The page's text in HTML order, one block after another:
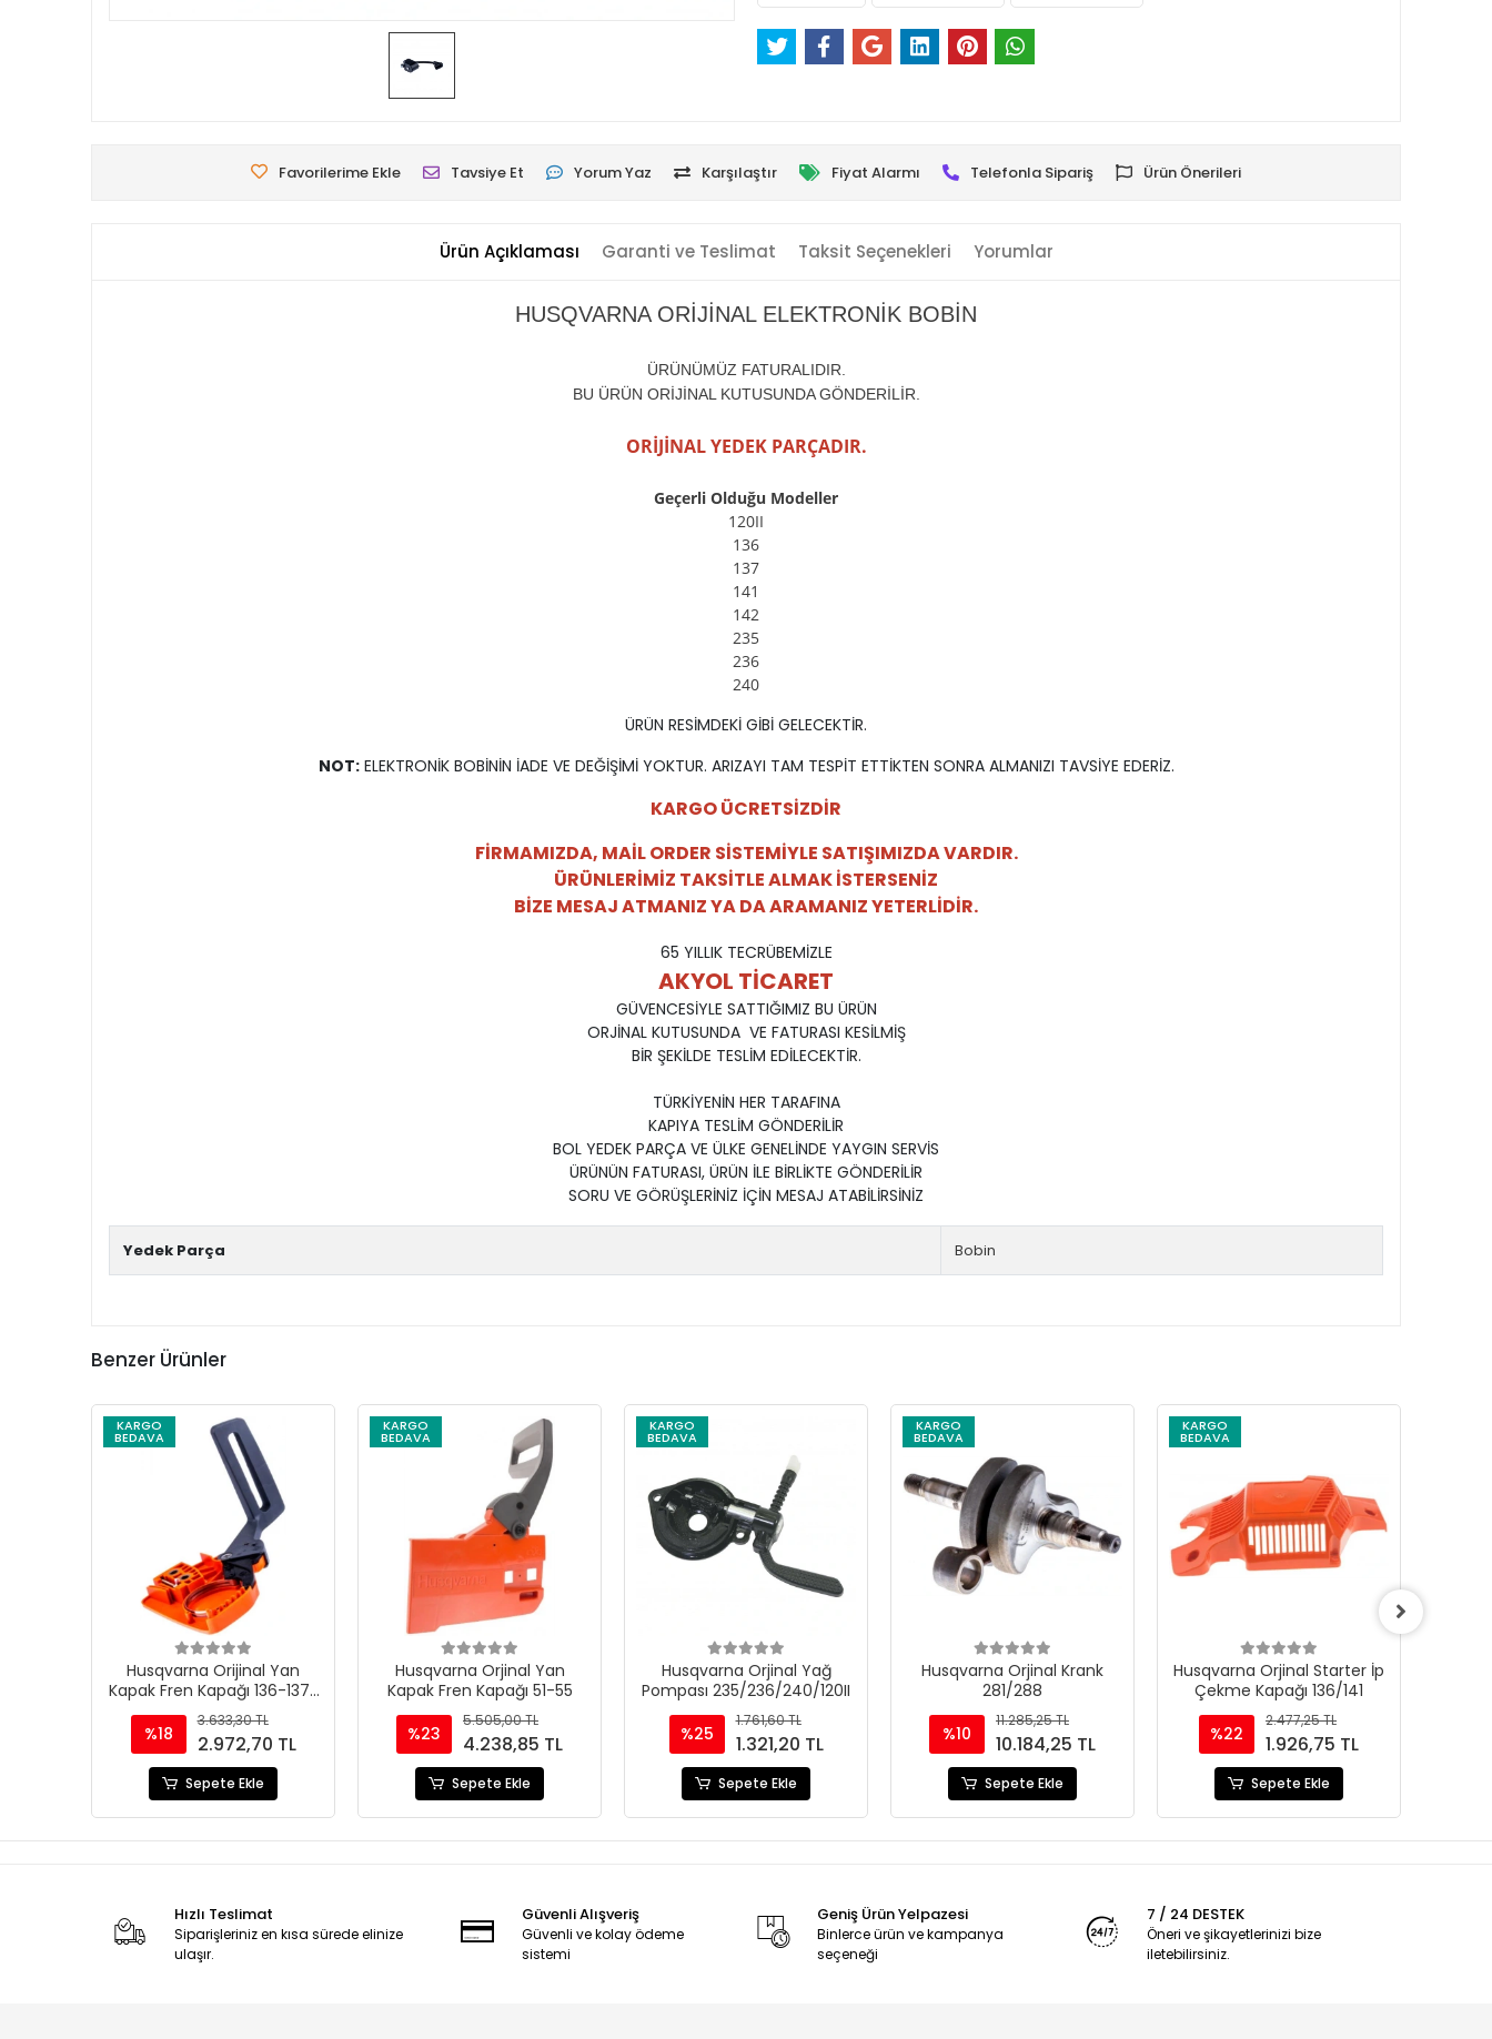
Favorilerime Ekle Tavsiye Et Yorum Yaz Karşılaştır Fiyat Alarmı Telefonla Sipariş Ürün Önerileri
Ürün Açıklaması Garanti ve Teslimat Taksit Seçenekleri Yorumlar
HUSQVARNA ORİJİNAL ELEKTRONİK BOBİN
ÜRÜNÜMÜZ FATURALIDIR.
BU ÜRÜN ORİJİNAL KUTUSUNDA GÖNDERİLİR.
ORİJİNAL YEDEK PARÇADIR.
Geçerli Olduğu Modeller
120II
136
137
141
142
235
236
240
ÜRÜN RESİMDEKİ GİBİ GELECEKTİR.
NOT:ELEKTRONİK BOBİNİN İADE VE DEĞİŞİMİ YOKTUR. ARIZAYI TAM TESPİT ETTİKTEN SONRA ALMANIZI TAVSİYE EDERİZ.
KARGO ÜCRETSİZDİR
FİRMAMIZDA, MAİL ORDER SİSTEMİYLE SATIŞIMIZDA VARDIR.
ÜRÜNLERİMİZ TAKSİTLE ALMAK İSTERSENİZ
BİZE MESAJ ATMANIZ YA DA ARAMANIZ YETERLİDİR.
65 YILLIK TECRÜBEMİZLE
AKYOL TİCARET
GÜVENCESİYLE SATTIĞIMIZ BU ÜRÜN
ORJİNAL KUTUSUNDA VE FATURASI KESİLMİŞ
BİR ŞEKİLDE TESLİM EDİLECEKTİR.
TÜRKİYENİN HER TARAFINA
KAPIYA TESLİM GÖNDERİLİR
BOL YEDEK PARÇA VE ÜLKE GENELİNDE YAYGIN SERVİS
ÜRÜNÜN FATURASI, ÜRÜN İLE BİRLİKTE GÖNDERİLİR
SORU VE GÖRÜŞLERİNİZ İÇİN MESAJ ATABİLİRSİNİZ
Yedek Parça Bobin
Benzer Ürünler
KARGO
BEDAVA
Husqvarna Orijinal Yan
Kapak Fren Kapağı 136-137-
141-142
%18
3.633,30 TL
2.972,70 TL
Sepete Ekle
KARGO
BEDAVA
Husqvarna Orjinal Yan
Kapak Fren Kapağı 51-55
%23
5.505,00 TL
4.238,85 TL
Sepete Ekle
KARGO
BEDAVA
Husqvarna Orjinal Yağ
Pompası 235/236/240/120II
%25
1.761,60 TL
1.321,20 TL
Sepete Ekle
KARGO
BEDAVA
Husqvarna Orjinal Krank
281/288
%10
11.285,25 TL
10.184,25 TL
Sepete Ekle
KARGO
BEDAVA
Husqvarna Orjinal Starter İp
Çekme Kapağı 136/141
%22
2.477,25 TL
1.926,75 TL
Sepete Ekle
Hızlı Teslimat
Siparişleriniz en kısa sürede elinize
ulaşır.
Güvenli Alışveriş
Güvenli ve kolay ödeme
sistemi
Geniş Ürün Yelpazesi
Binlerce ürün ve kampanya
seçeneği
7 / 24 DESTEK
Öneri ve şikayetlerinizi bize
iletebilirsiniz.